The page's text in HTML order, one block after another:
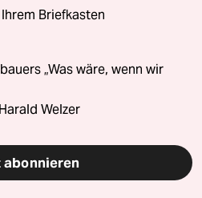
Briefkasten
„Was wäre, wenn wir
Welzer